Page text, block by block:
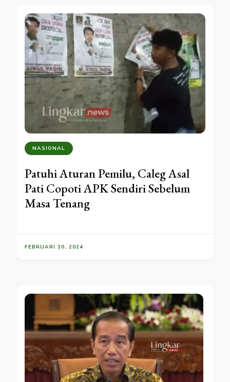
NASIONAL
Patuhi Aturan Pemilu, Caleg Asal
Pati Copoti APK Sendiri Sebelum
Masa Tenang
FEBRUARI 10, 2024